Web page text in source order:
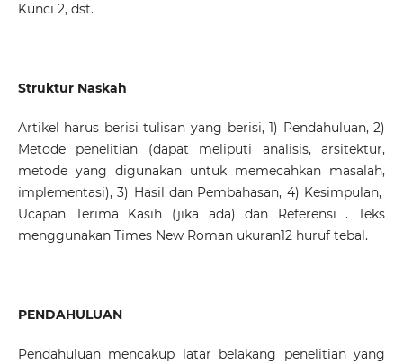
Kunci 2, dst.
Struktur Naskah
Artikel harus berisi tulisan yang berisi, 1) Pendahuluan, 2)
Metode penelitian (dapat meliputi analisis, arsitektur,
metode yang digunakan untuk memecahkan masalah,
implementasi), 3) Hasil dan Pembahasan, 4) Kesimpulan,
Ucapan Terima Kasih (jika ada) dan Referensi . Teks
menggunakan Times New Roman ukuran12 huruf tebal.
PENDAHULUAN
Pendahuluan mencakup latar belakang penelitian yang